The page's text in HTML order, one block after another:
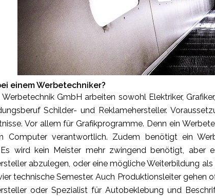
einem Werbetechniker?
GmbH arbeiten sowohl Elektriker,
Schilder- und Reklamehersteller.
Vor allem für Grafikprogramme. Denn ein
Computer verantwortlich. Zudem benötigt ein
Es wird kein Meister mehr zwingend benötigt,
abzulegen, oder eine mögliche Weiterbildung
technische Semester. Auch Produktionsleiter
oder Spezialist für Autobeklebung und